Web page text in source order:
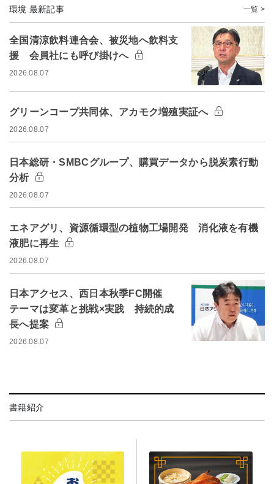
環境 最新記事 一覧 >
全国清涼飲料連合会、被災地へ飲料支
援 会員社にも呼び掛けへ
2026.08.07
グリーンコープ共同体、アカモク増殖実証へ
2026.08.07
日本総研・SMBCグループ、購買データから脱炭素行動
分析
2026.08.07
エネアグリ、資源循環型の植物工場開発 消化液を有機
液肥に再生
2026.08.07
日本アクセス、西日本秋季FC開催
テーマは変革と挑戦×実践 持続的成
長へ提案
2026.08.07
書籍紹介